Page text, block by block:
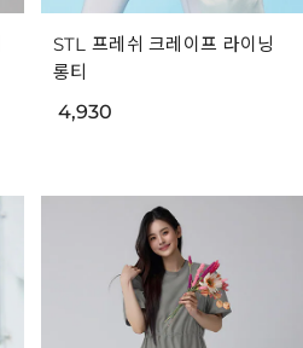
STL 프레쉬 크레이프 라이닝
롱티
4,930